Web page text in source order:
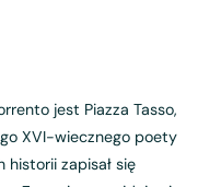
jest Piazza Tasso,
XVI-wiecznego poety
historii zapisał się